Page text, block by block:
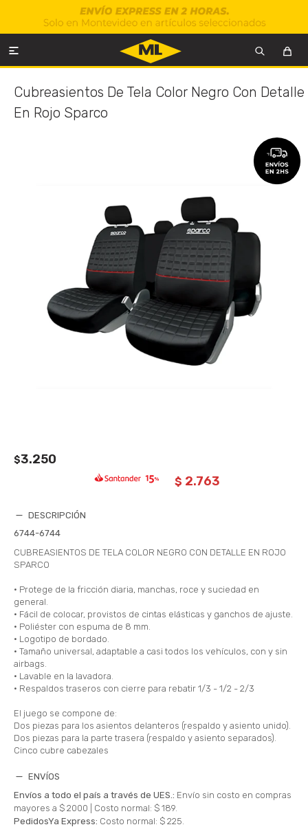

Cubreasientos De Tela Color Negro Con Detalle
En Rojo Sparco
$3.250
$ 2.763
DESCRIPCIÓN
6744-6744
CUBREASIENTOS DE TELA COLOR NEGRO CON DETALLE EN ROJO
SPARCO
• Protege de la fricción diaria, manchas, roce y suciedad en
general.
• Fácil de colocar, provistos de cintas elásticas y ganchos de ajuste.
• Poliéster con espuma de 8 mm.
• Logotipo de bordado.
• Tamaño universal, adaptable a casi todos los vehículos, con y sin
airbags.
• Lavable en la lavadora.
• Respaldos traseros con cierre para rebatir 1/3 - 1/2 - 2/3
El juego se compone de:
Dos piezas para los asientos delanteros (respaldo y asiento unido).
Dos piezas para la parte trasera (respaldo y asiento separados).
Cinco cubre cabezales
ENVÍOS
Envíos a todo el país a través de UES.: Envío sin costo en compras
mayores a $ 2000 | Costo normal: $ 189.
PedidosYa Express: Costo normal: $ 225.